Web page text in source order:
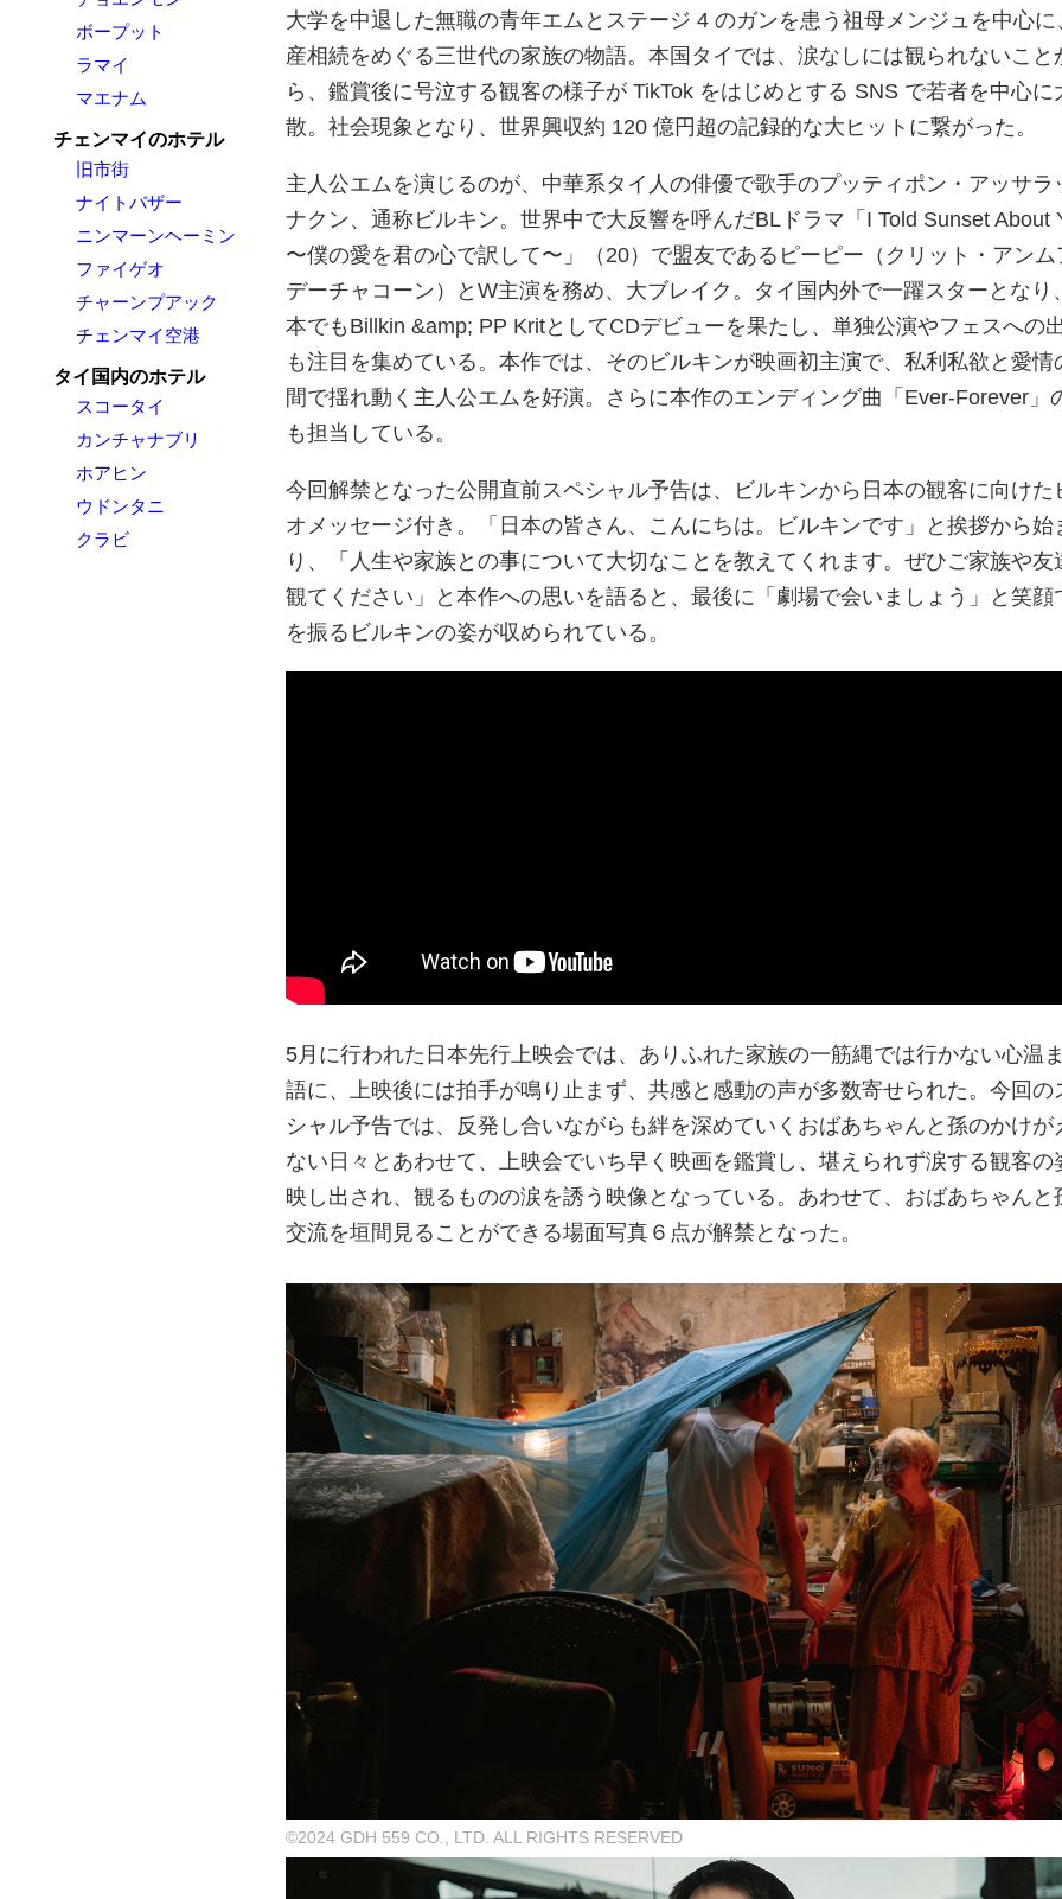
ボープット
ラマイ
マエナム
チェンマイのホテル
旧市街
ナイトバザー
ニンマーンヘーミン
ファイゲオ
チャーンプアック
チェンマイ空港
タイ国内のホテル
スコータイ
カンチャナブリ
ホアヒン
ウドンタニ
クラビ
大学を中退した無職の⻘年エムとステージ 4 のガンを患う祖母メンジュを中心に
産相続をめぐる三世代の家族の物語。本国タイでは、涙なしには観られないこと
ら、鑑賞後に号泣する観客の様子が TikTok をはじめとする SNS で若者を中心に
散。社会現象となり、世界興収約 120 億円超の記録的な大ヒットに繋がった。
主人公エムを演じるのが、中華系タイ人の俳優で歌手のプッティポン・アッサラ
ナクン、通称ビルキン。世界中で大反響を呼んだBLドラマ「I Told Sunset About
〜僕の愛を君の心で訳して〜」（20）で盟友であるピーピー（クリット・アンム
デーチャコーン）とW主演を務め、大ブレイク。タイ国内外で一躍スターとなり
本でもBillkin &amp; PP KritとしてCDデビューを果たし、単独公演やフェスへの
も注目を集めている。本作では、そのビルキンが映画初主演で、私利私欲と愛情
間で揺れ動く主人公エムを好演。さらに本作のエンディング曲「Ever-Forever」
も担当している。
今回解禁となった公開直前スペシャル予告は、ビルキンから日本の観客に向けた
オメッセージ付き。「日本の皆さん、こんにちは。ビルキンです」と挨拶から始
り、「人生や家族との事について大切なことを教えてくれます。ぜひご家族や友
観てください」と本作への思いを語ると、最後に「劇場で会いましょう」と笑顔
を振るビルキンの姿が収められている。
5月に行われた日本先行上映会では、ありふれた家族の一筋縄では行かない心温
語に、上映後には拍手が鳴り止まず、共感と感動の声が多数寄せられた。今回の
シャル予告では、反発し合いながらも絆を深めていくおばあちゃんと孫のかけが
ない日々とあわせて、上映会でいち早く映画を鑑賞し、堪えられず涙する観客の
映し出され、観るものの涙を誘う映像となっている。あわせて、おばあちゃんと
交流を垣間見ることができる場面写真６点が解禁となった。
©2024 GDH 559 CO., LTD. ALL RIGHTS RESERVED